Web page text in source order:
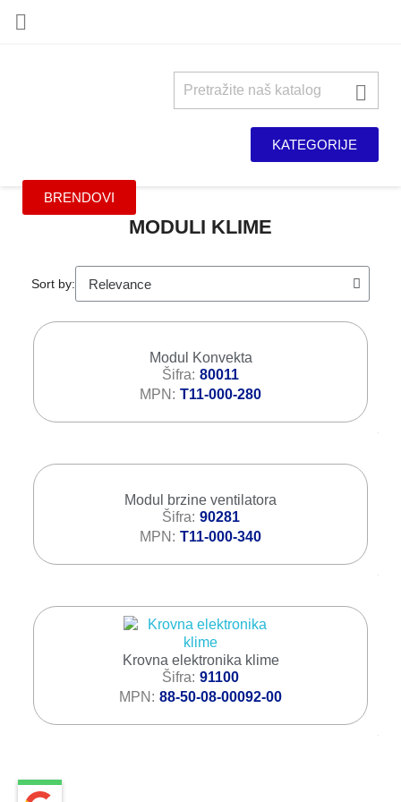


KATEGORIJE
BRENDOVI
MODULI KLIME
Sort by:
Modul Konvekta
Šifra 80011
MPN
T11-000-280
Modul brzine ventilatora
Šifra 90281
MPN
T11-000-340
Krovna elektronika klime
Šifra 91100
MPN
88-50-08-00092-00